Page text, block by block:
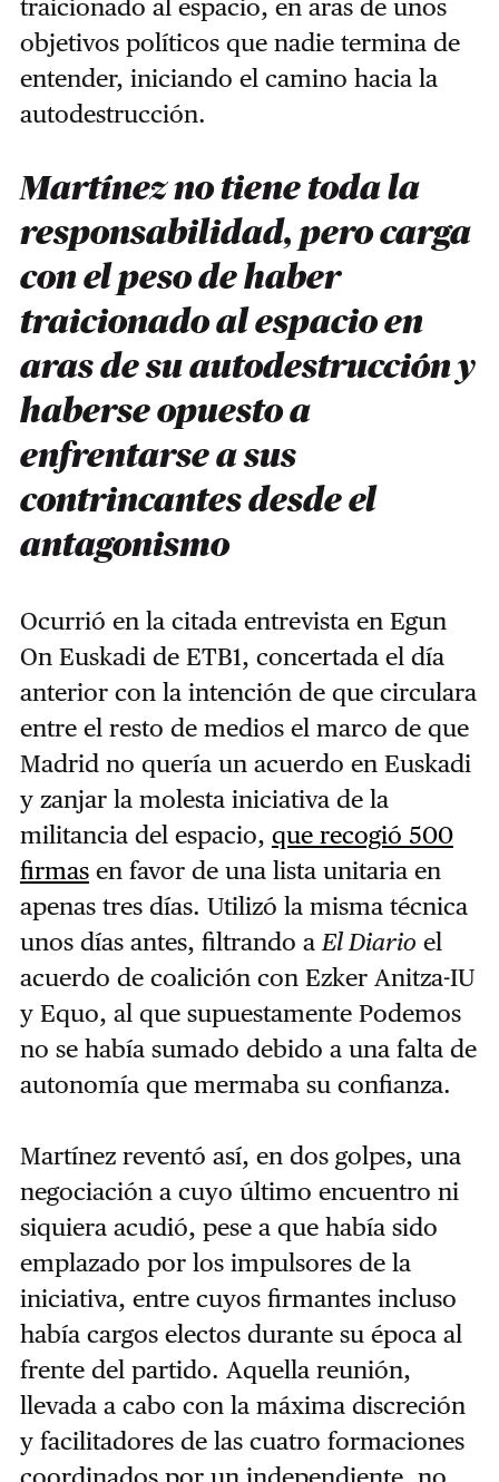
traicionado al espacio, en aras de unos
objetivos políticos que nadie termina de
entender, iniciando el camino hacia la
autodestrucción.
Martínez no tiene toda la
responsabilidad, pero carga
con el peso de haber
traicionado al espacio en
aras de su autodestrucción y
haberse opuesto a
enfrentarse a sus
contrincantes desde el
antagonismo
Ocurrió en la citada entrevista en Egun
On Euskadi de ETB1, concertada el día
anterior con la intención de que circulara
entre el resto de medios el marco de que
Madrid no quería un acuerdo en Euskadi
y zanjar la molesta iniciativa de la
militancia del espacio, que recogió 500
firmasen favor de una lista unitaria en
apenas tres días. Utilizó la misma técnica
unos días antes, filtrando a El Diario el
acuerdo de coalición con Ezker Anitza-IU
y Equo, al que supuestamente Podemos
no se había sumado debido a una falta de
autonomía que mermaba su confianza.
Martínez reventó así, en dos golpes, una
negociación a cuyo último encuentro ni
siquiera acudió, pese a que había sido
emplazado por los impulsores de la
iniciativa, entre cuyos firmantes incluso
había cargos electos durante su época al
frente del partido. Aquella reunión,
llevada a cabo con la máxima discreción
y facilitadores de las cuatro formaciones